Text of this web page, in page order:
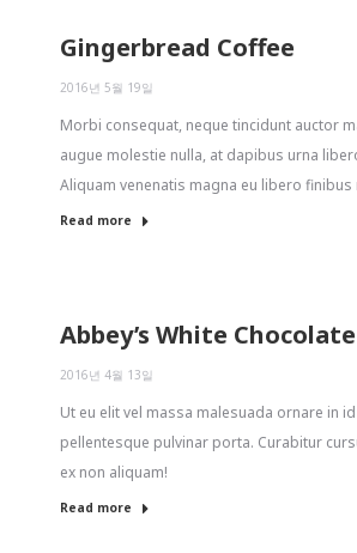
Gingerbread Coffee
2016년 5월 19일
Morbi consequat, neque tincidunt auctor
augue molestie nulla, at dapibus urna
Aliquam venenatis magna eu libero finibus
Read more
Abbey’s White
2016년 4월 13일
Ut eu elit vel massa malesuada ornare in
pellentesque pulvinar porta. Curabitur
ex non aliquam!
Read more